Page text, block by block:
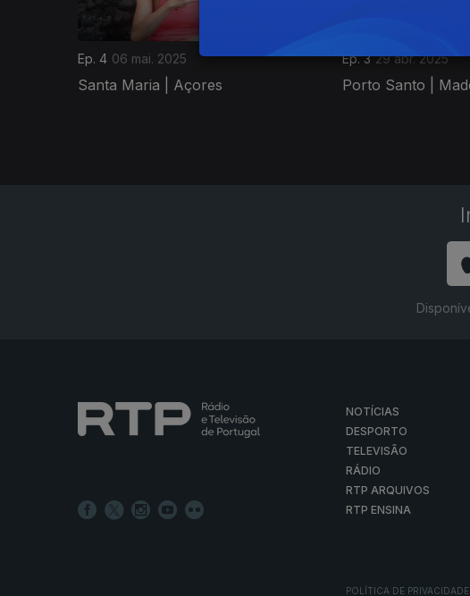
Ep. 4 06 mai. 2025
Santa Maria | Açores
Ep. 3 29 abr. 2025
Porto Santo |
NOTÍCIAS
DESPORTO
TELEVISÃO
RÁDIO
RTP ARQUIVOS
RTP ENSINA
POLÍTICA DE PRIVACIDADE